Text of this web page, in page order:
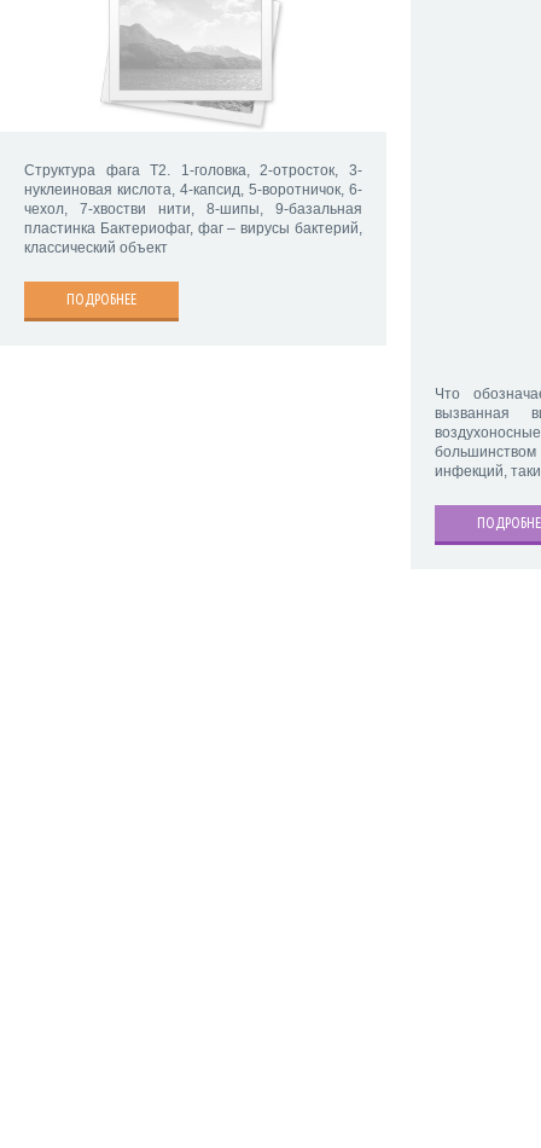
Структура фага Т2. 1-головка, 2-отросток, 3-
нуклеиновая кислота, 4-капсид, 5-воротничок, 6-
чехол, 7-хвостви нити, 8-шипы, 9-базальная
пластинка Бактериофаг, фаг – вирусы бактерий,
классический объект
ПОДРОБНЕЕ
Что
вызванная
инфекций,